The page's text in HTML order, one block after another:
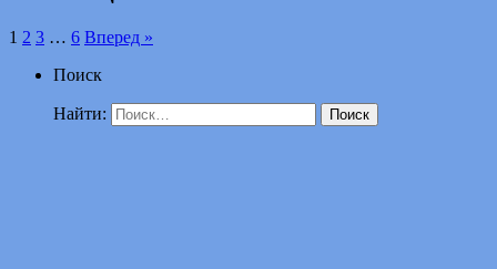
1 2 3 … 6 Вперед »
Поиск
Найти: